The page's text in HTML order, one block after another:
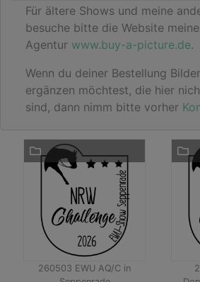
Für ältere Shows und meine
besuche bitte die Website
Agentur www.buy-a-picture.de.
Wenn du deiner Bestellung
ergänzen möchtest, die hier
sind, dann nimm bitte vorher
260503 EWU AQ/C in